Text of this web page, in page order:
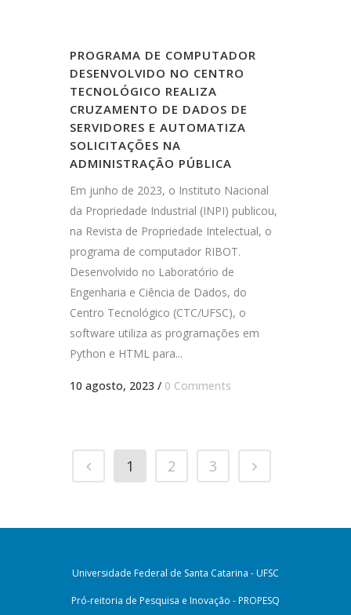
PROGRAMA DE COMPUTADOR
DESENVOLVIDO NO CENTRO
TECNOLÓGICO REALIZA
CRUZAMENTO DE DADOS DE
SERVIDORES E AUTOMATIZA
SOLICITAÇÕES NA
ADMINISTRAÇÃO PÚBLICA
Em junho de 2023, o Instituto Nacional
da Propriedade Industrial (INPI) publicou,
na Revista de Propriedade Intelectual, o
programa de computador RIBOT.
Desenvolvido no Laboratório de
Engenharia e Ciência de Dados, do
Centro Tecnológico (CTC/UFSC), o
software utiliza as programações em
Python e HTML para...
10 agosto, 2023 / 0 Comments
1 2 3
Universidade Federal de Santa Catarina - UFSC
Pró-reitoria de Pesquisa e Inovação - PROPESQ